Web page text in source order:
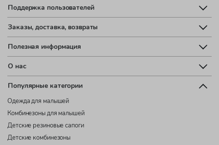
Поддержка пользователей
Заказы, доставка, возвраты
Полезная информация
О нас
Популярные категории
Одежда для малышей
Комбинезоны для малышей
Детские резиновые сапоги
Детские комбинезоны